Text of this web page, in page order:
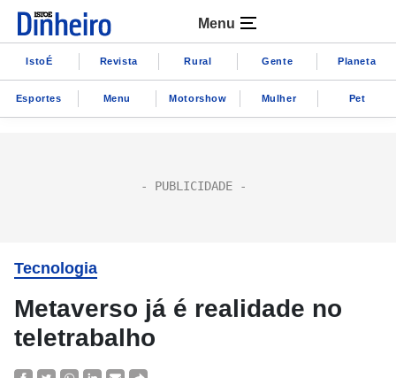
Menu
IstoÉ Revista Rural Gente Planeta
Esportes Menu Motorshow Mulher Pet
Tecnologia
Metaverso já é realidade no
teletrabalho